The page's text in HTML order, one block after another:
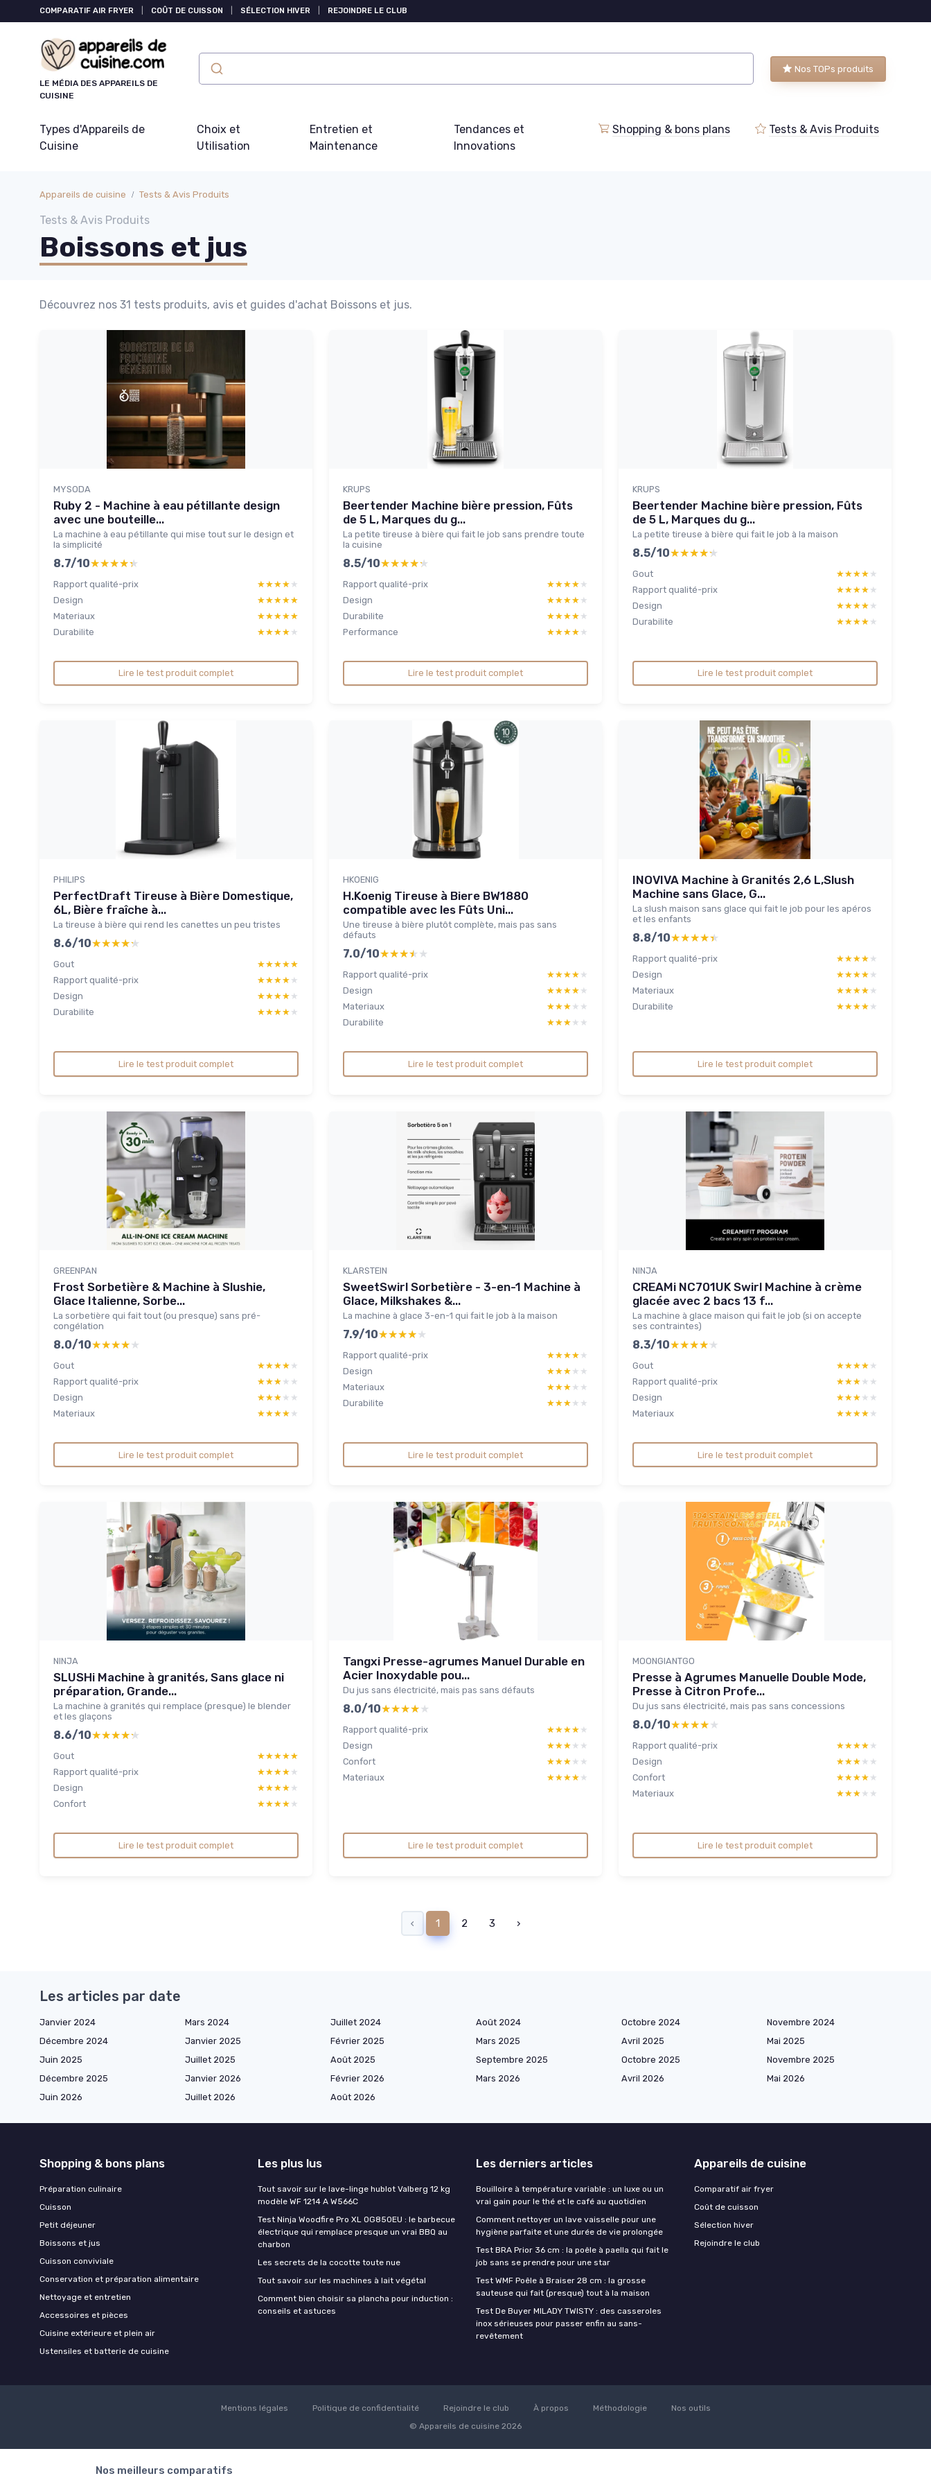
COMPARATIF AIR FRYER COÛT DE CUISSON SÉLECTION HIVER REJOINDRE LE CLUB
LE MÉDIA DES APPAREILS DE
CUISINE
Nos TOPs produits
Types d'Appareils de
Cuisine
Choix et
Utilisation
Entretien et
Maintenance
Tendances et
Innovations
Shopping & bons plans Tests & Avis Produits
Appareils de cuisine Tests & Avis Produits
Tests & Avis Produits
Boissons et jus
Découvrez nos 31 tests produits, avis et guides d'achat Boissons et jus.
MYSODA
Ruby 2 - Machine à eau pétillante design
avec une bouteille...
La machine à eau pétillante qui mise tout sur le design et
la simplicité
8.7/10★★★★★
★★★★★
Rapport qualité-prix ★★★★★
★★★★★
Design
★★★★★
★★★★★
Materiaux
★★★★★
★★★★★
Durabilite
★★★★★
★★★★★
Lire le test produit complet
KRUPS
Beertender Machine bière pression, Fûts
de 5 L, Marques du g...
La petite tireuse à bière qui fait le job sans prendre toute
la cuisine
8.5/10★★★★★
★★★★★
Rapport qualité-prix ★★★★★
★★★★★
Design
★★★★★
★★★★★
Durabilite
★★★★★
★★★★★
Performance
★★★★★
★★★★★
Lire le test produit complet
KRUPS
Beertender Machine bière pression, Fûts
de 5 L, Marques du g...
La petite tireuse à bière qui fait le job à la maison
8.5/10★★★★★
★★★★★
Gout ★★★★★
★★★★★
Rapport qualité-prix
★★★★★
★★★★★
Design
★★★★★
★★★★★
Durabilite
★★★★★
★★★★★
Lire le test produit complet
PHILIPS
PerfectDraft Tireuse à Bière Domestique,
6L, Bière fraîche à...
La tireuse à bière qui rend les canettes un peu tristes
8.6/10★★★★★
★★★★★
Gout ★★★★★
★★★★★
Rapport qualité-prix
★★★★★
★★★★★
Design
★★★★★
★★★★★
Durabilite
★★★★★
★★★★★
Lire le test produit complet
HKOENIG
H.Koenig Tireuse à Biere BW1880
compatible avec les Fûts Uni...
Une tireuse à bière plutôt complète, mais pas sans
défauts
7.0/10★★★★★
★★★★★
Rapport qualité-prix ★★★★★
★★★★★
Design
★★★★★
★★★★★
Materiaux
★★★★★
★★★★★
Durabilite
★★★★★
★★★★★
Lire le test produit complet
INOVIVA Machine à Granités 2,6 L,Slush
Machine sans Glace, G...
La slush maison sans glace qui fait le job pour les apéros
et les enfants
8.8/10★★★★★
★★★★★
Rapport qualité-prix ★★★★★
★★★★★
Design
★★★★★
★★★★★
Materiaux
★★★★★
★★★★★
Durabilite
★★★★★
★★★★★
Lire le test produit complet
GREENPAN
Frost Sorbetière & Machine à Slushie,
Glace Italienne, Sorbe...
La sorbetière qui fait tout (ou presque) sans pré-
congélation
8.0/10★★★★★
★★★★★
Gout ★★★★★
★★★★★
Rapport qualité-prix
★★★★★
★★★★★
Design
★★★★★
★★★★★
Materiaux
★★★★★
★★★★★
Lire le test produit complet
KLARSTEIN
SweetSwirl Sorbetière - 3-en-1 Machine à
Glace, Milkshakes &...
La machine à glace 3-en-1 qui fait le job à la maison
7.9/10★★★★★
★★★★★
Rapport qualité-prix ★★★★★
★★★★★
Design
★★★★★
★★★★★
Materiaux
★★★★★
★★★★★
Durabilite
★★★★★
★★★★★
Lire le test produit complet
NINJA
CREAMi NC701UK Swirl Machine à crème
glacée avec 2 bacs 13 f...
La machine à glace maison qui fait le job (si on accepte
ses contraintes)
8.3/10★★★★★
★★★★★
Gout ★★★★★
★★★★★
Rapport qualité-prix
★★★★★
★★★★★
Design
★★★★★
★★★★★
Materiaux
★★★★★
★★★★★
Lire le test produit complet
NINJA
SLUSHi Machine à granités, Sans glace ni
préparation, Grande...
La machine à granités qui remplace (presque) le blender
et les glaçons
8.6/10★★★★★
★★★★★
Gout ★★★★★
★★★★★
Rapport qualité-prix
★★★★★
★★★★★
Design
★★★★★
★★★★★
Confort
★★★★★
★★★★★
Lire le test produit complet
Tangxi Presse-agrumes Manuel Durable en
Acier Inoxydable pou...
Du jus sans électricité, mais pas sans défauts
8.0/10★★★★★
★★★★★
Rapport qualité-prix ★★★★★
★★★★★
Design
★★★★★
★★★★★
Confort
★★★★★
★★★★★
Materiaux
★★★★★
★★★★★
Lire le test produit complet
MOONGIANTGO
Presse à Agrumes Manuelle Double Mode,
Presse à Citron Profe...
Du jus sans électricité, mais pas sans concessions
8.0/10★★★★★
★★★★★
Rapport qualité-prix ★★★★★
★★★★★
Design
★★★★★
★★★★★
Confort
★★★★★
★★★★★
Materiaux
★★★★★
★★★★★
Lire le test produit complet
‹ 1 2 3 ›
Les articles par date
Janvier 2024 Mars 2024 Juillet 2024 Août 2024 Octobre 2024
Novembre 2024
Décembre 2024
Janvier 2025 Février 2025 Mars 2025 Avril 2025
Mai 2025
Juin 2025
Juillet 2025 Août 2025 Septembre 2025 Octobre 2025
Novembre 2025
Décembre 2025
Janvier 2026 Février 2026 Mars 2026 Avril 2026
Mai 2026
Juin 2026
Juillet 2026 Août 2026
Shopping & bons plans
Préparation culinaire
Cuisson
Petit déjeuner
Boissons et jus
Cuisson conviviale
Conservation et préparation alimentaire
Nettoyage et entretien
Accessoires et pièces
Cuisine extérieure et plein air
Ustensiles et batterie de cuisine
Les plus lus
Tout savoir sur le lave-linge hublot Valberg 12 kg
modèle WF 1214 A W566C
Test Ninja Woodfire Pro XL OG850EU : le barbecue
électrique qui remplace presque un vrai BBQ au
charbon
Les secrets de la cocotte toute nue
Tout savoir sur les machines à lait végétal
Comment bien choisir sa plancha pour induction :
conseils et astuces
Les derniers articles
Bouilloire à température variable : un luxe ou un
vrai gain pour le thé et le café au quotidien
Comment nettoyer un lave vaisselle pour une
hygiène parfaite et une durée de vie prolongée
Test BRA Prior 36 cm : la poêle à paella qui fait le
job sans se prendre pour une star
Test WMF Poêle à Braiser 28 cm : la grosse
sauteuse qui fait (presque) tout à la maison
Test De Buyer MILADY TWISTY : des casseroles
inox sérieuses pour passer enfin au sans-
revêtement
Appareils de cuisine
Comparatif air fryer
Coût de cuisson
Sélection hiver
Rejoindre le club
Mentions légales Politique de confidentialité Rejoindre le club À propos Méthodologie
Nos outils
© Appareils de cuisine 2026
Nos meilleurs comparatifs
Panneau de gestion des cookies